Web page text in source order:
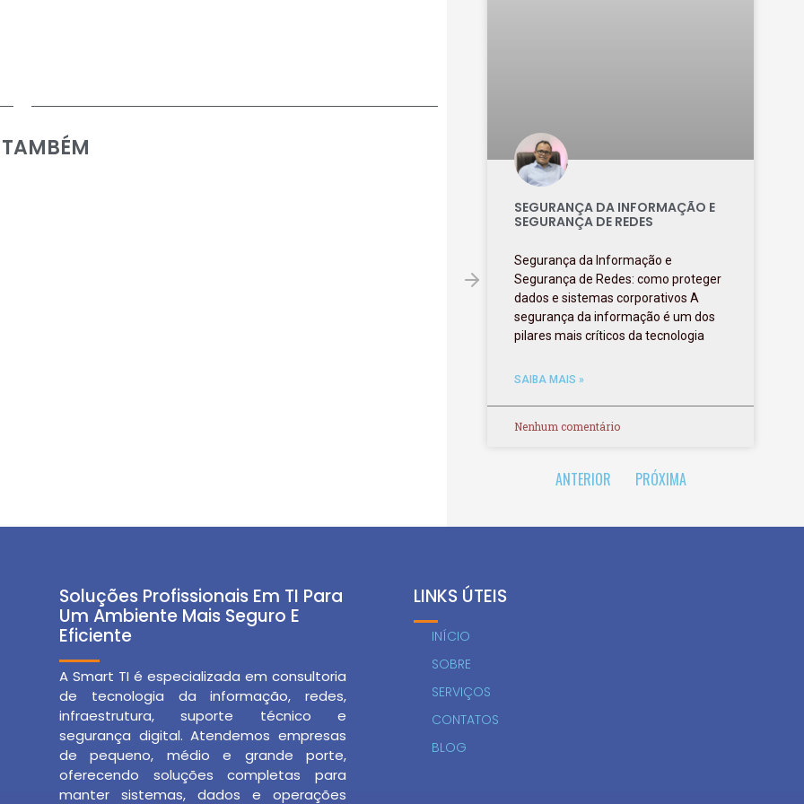
SEGURANÇA DA INFORMAÇÃO E
SEGURANÇA DE REDES
Segurança da Informação e
Segurança de Redes: como proteger
dados e sistemas corporativos A
segurança da informação é um dos
pilares mais críticos da tecnologia
SAIBA MAIS »
Nenhum comentário
ANTERIOR PRÓXIMA
Soluções Profissionais Em TI Para
Um Ambiente Mais Seguro E
Eficiente
A Smart TI é especializada em consultoria
de tecnologia da informação, redes,
infraestrutura, suporte técnico e
segurança digital. Atendemos empresas
de pequeno, médio e grande porte,
oferecendo soluções completas para
manter sistemas, dados e operações
LINKS ÚTEIS
INÍCIO
SOBRE
SERVIÇOS
CONTATOS
BLOG